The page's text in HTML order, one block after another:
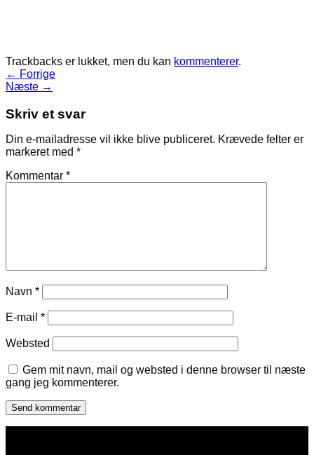
Trackbacks er lukket, men du kan kommenterer.
← Forrige
Næste →
Skriv et svar
Din e-mailadresse vil ikke blive publiceret. Krævede felter er
markeret med *
Kommentar *
Navn *
E-mail *
Websted
Gem mit navn, mail og websted i denne browser til næste
gang jeg kommenterer.